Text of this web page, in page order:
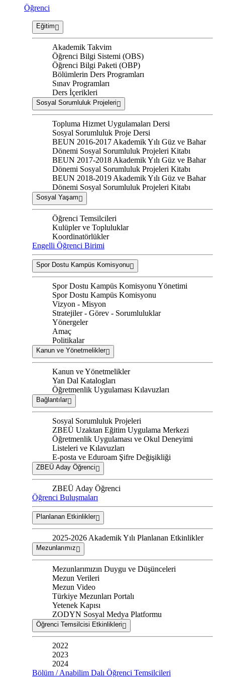
Öğrenci
Eğitim
Akademik Takvim
Öğrenci Bilgi Sistemi (OBS)
Öğrenci Bilgi Paketi (OBP)
Bölümlerin Ders Programları
Sınav Programları
Ders İçerikleri
Sosyal Sorumluluk Projeleri
Topluma Hizmet Uygulamaları Dersi
Sosyal Sorumluluk Proje Dersi
BEUN 2016-2017 Akademik Yılı Güz ve Bahar
Dönemi Sosyal Sorumluluk Projeleri Kitabı
BEUN 2017-2018 Akademik Yılı Güz ve Bahar
Dönemi Sosyal Sorumluluk Projeleri Kitabı
BEUN 2018-2019 Akademik Yılı Güz ve Bahar
Dönemi Sosyal Sorumluluk Projeleri Kitabı
Sosyal Yaşam
Öğrenci Temsilcileri
Kulüpler ve Topluluklar
Koordinatörlükler
Engelli Öğrenci Birimi
Spor Dostu Kampüs Komisyonu
Spor Dostu Kampüs Komisyonu Yönetimi
Spor Dostu Kampüs Komisyonu
Vizyon - Misyon
Stratejiler - Görev - Sorumluluklar
Yönergeler
Amaç
Politikalar
Kanun ve Yönetmelikler
Kanun ve Yönetmelikler
Yan Dal Katalogları
Öğretmenlik Uygulaması Kılavuzları
Bağlantılar
Sosyal Sorumluluk Projeleri
ZBEÜ Uzaktan Eğitim Uygulama Merkezi
Öğretmenlik Uygulaması ve Okul Deneyimi
Listeleri ve Kılavuzları
E-posta ve Eduroam Şifre Değişikliği
ZBEÜ Aday Öğrenci
ZBEÜ Aday Öğrenci
Öğrenci Buluşmaları
Planlanan Etkinlikler
2025-2026 Akademik Yılı Planlanan Etkinlikler
Mezunlarımız
Mezunlarımızın Duygu ve Düşünceleri
Mezun Verileri
Mezun Video
Türkiye Mezunları Portalı
Yetenek Kapısı
ZODYN Sosyal Medya Platformu
Öğrenci Temsilcisi Etkinlikleri
2022
2023
2024
Bölüm / Anabilim Dalı Öğrenci Temsilcileri